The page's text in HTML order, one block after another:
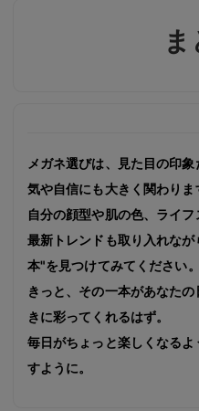
メガネ選びは、見た目の印
気や自信にも大きく関わりま
自分の顔型や肌の色、ライ
最新トレンドも取り入れな
本"を見つけてみてください。
きっと、その一本があなた
きに彩ってくれるはず。
毎日がちょっと楽しくなる
すように。